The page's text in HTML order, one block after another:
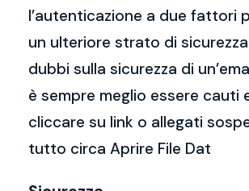
l’autenticazione a due fattori
un ulteriore strato di
dubbi sulla sicurezza di
è sempre meglio essere cauti
cliccare su link o allegati
tutto circa Aprire File Dat